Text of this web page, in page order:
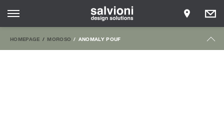
HOMEPAGE MOROSO ANOMALY POUF